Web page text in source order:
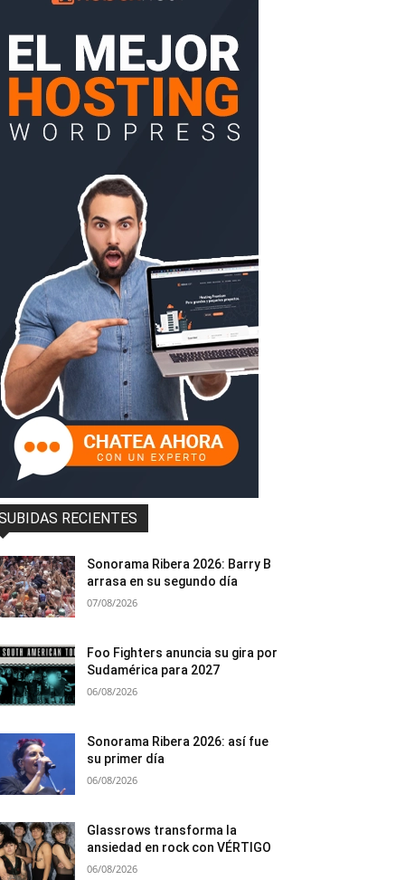
RECIENTES
Sonorama Ribera 2026: Barry B
arrasa en su segundo día
07/08/2026
Foo Fighters anuncia su gira por
Sudamérica para 2027
06/08/2026
Sonorama Ribera 2026: así fue
su primer día
06/08/2026
Glassrows transforma la
ansiedad en rock con VÉRTIGO
06/08/2026